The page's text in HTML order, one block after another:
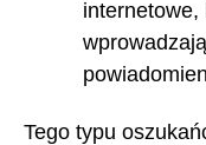
Tego typu